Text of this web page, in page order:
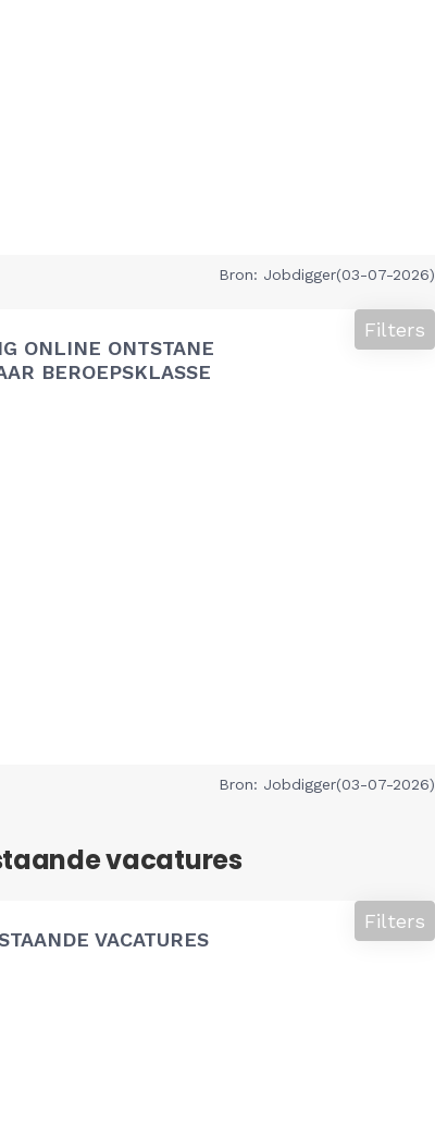
Bron: Jobdigger(03-07-2026)
ONLINE ONTSTANE
BEROEPSKLASSE
Filters
Bron: Jobdigger(03-07-2026)
vacatures
VACATURES
Filters